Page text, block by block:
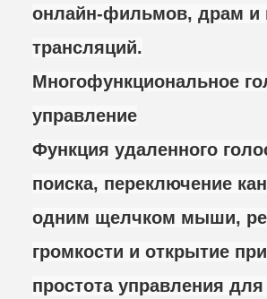
онлайн-фильмов, драм и
трансляций.
Многофункциональное
управление
Функция удаленного
поиска, переключение
одним щелчком мыши,
громкости и открытие
простота управления